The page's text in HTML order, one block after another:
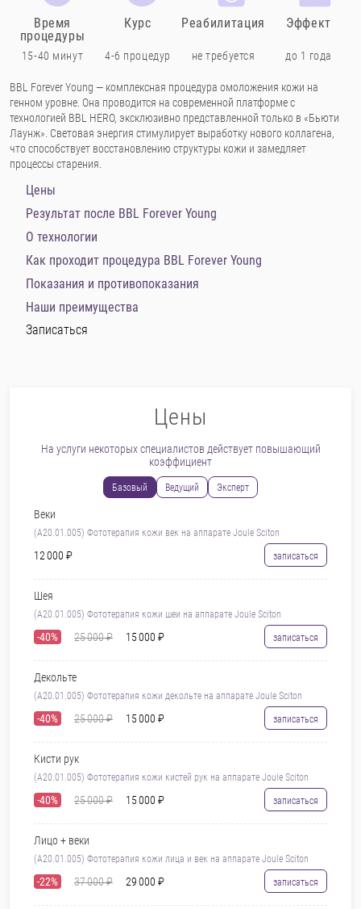
BBL Forever Young — комплексная процедура омоложения кожи на
генном уровне. Она проводится на современной платформе с
технологией BBL HERO, эксклюзивно представленной только в «Бьюти
Лаунж». Световая энергия стимулирует выработку нового коллагена,
что способствует восстановлению структуры кожи и замедляет
процессы старения.
Цены
Результат после BBL Forever Young
О технологии
Как проходит процедура BBL Forever Young
Показания и противопоказания
Наши преимущества
Записаться
Время
процедуры
15-40 минут
Курс
4-6 процедур
Реабилитация
не требуется
Эффект
до 1 года
Цены
На услуги некоторых специалистов действует повышающий
коэффициент
Базовый Ведущий Эксперт
Веки
(A20.01.005) Фототерапия кожи век на аппарате Joule Sciton
12 000 ₽ записаться
Шея
(A20.01.005) Фототерапия кожи шеи на аппарате Joule Sciton
-40% 25 000 ₽ 15 000 ₽ записаться
Декольте
(A20.01.005) Фототерапия кожи декольте на аппарате Joule Sciton
-40% 25 000 ₽ 15 000 ₽ записаться
Кисти рук
(A20.01.005) Фототерапия кожи кистей рук на аппарате Joule Sciton
-40% 25 000 ₽ 15 000 ₽ записаться
Лицо + веки
(A20.01.005) Фототерапия кожи лица и век на аппарате Joule Sciton
-22% 37 000 ₽ 29 000 ₽ записаться